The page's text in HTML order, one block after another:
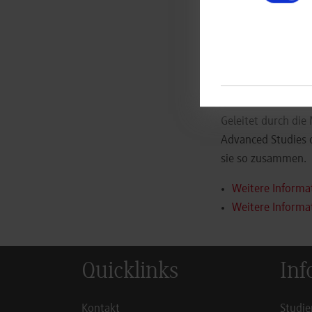
Einen wertvollen
Netzwerken der
Geleitet durch die
Advanced Studies
sie so zusammen.
Weitere
Weitere
Quicklinks
Kontakt